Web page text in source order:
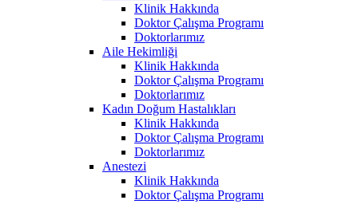
Klinik Hakkında
Doktor Çalışma Programı
Doktorlarımız
Aile Hekimliği
Klinik Hakkında
Doktor Çalışma Programı
Doktorlarımız
Kadın Doğum Hastalıkları
Klinik Hakkında
Doktor Çalışma Programı
Doktorlarımız
Anestezi
Klinik Hakkında
Doktor Çalışma Programı